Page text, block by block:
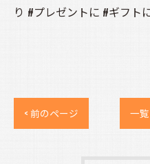
り #プレゼントに #ギフト
< 前のページ 一